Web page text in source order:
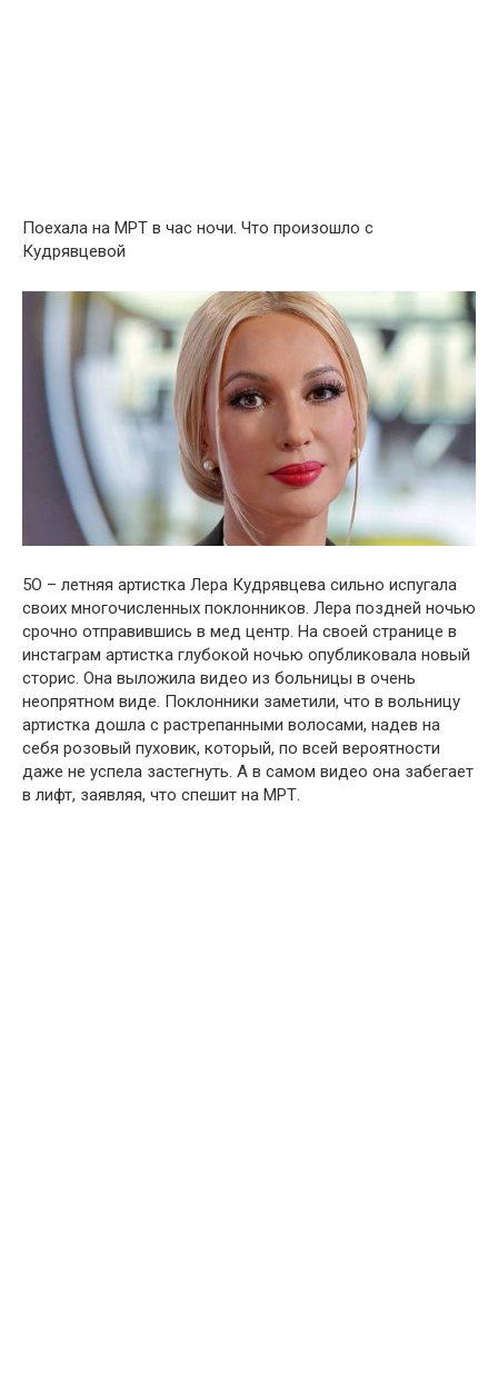
Поехала на МРТ в час ночи. Что произошло с
Кудрявцевой
5О – летняя артистка Лера Кудрявцева сильно испугала
своих многочисленных поклонников. Лера поздней ночью
срочно отправившись в мед центр. На своей странице в
инстаграм артистка глубокой ночью опубликовала новый
сторис. Она выложила видео из больницы в очень
неопрятном виде. Поклонники заметили, что в вольницу
артистка дошла с растрепанными волосами, надев на
себя розовый пуховик, который, по всей вероятности
даже не успела застегнуть. А в самом видео она забегает
в лифт, заявляя, что спешит на МРТ.